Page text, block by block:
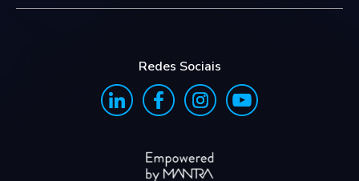
Redes Sociais